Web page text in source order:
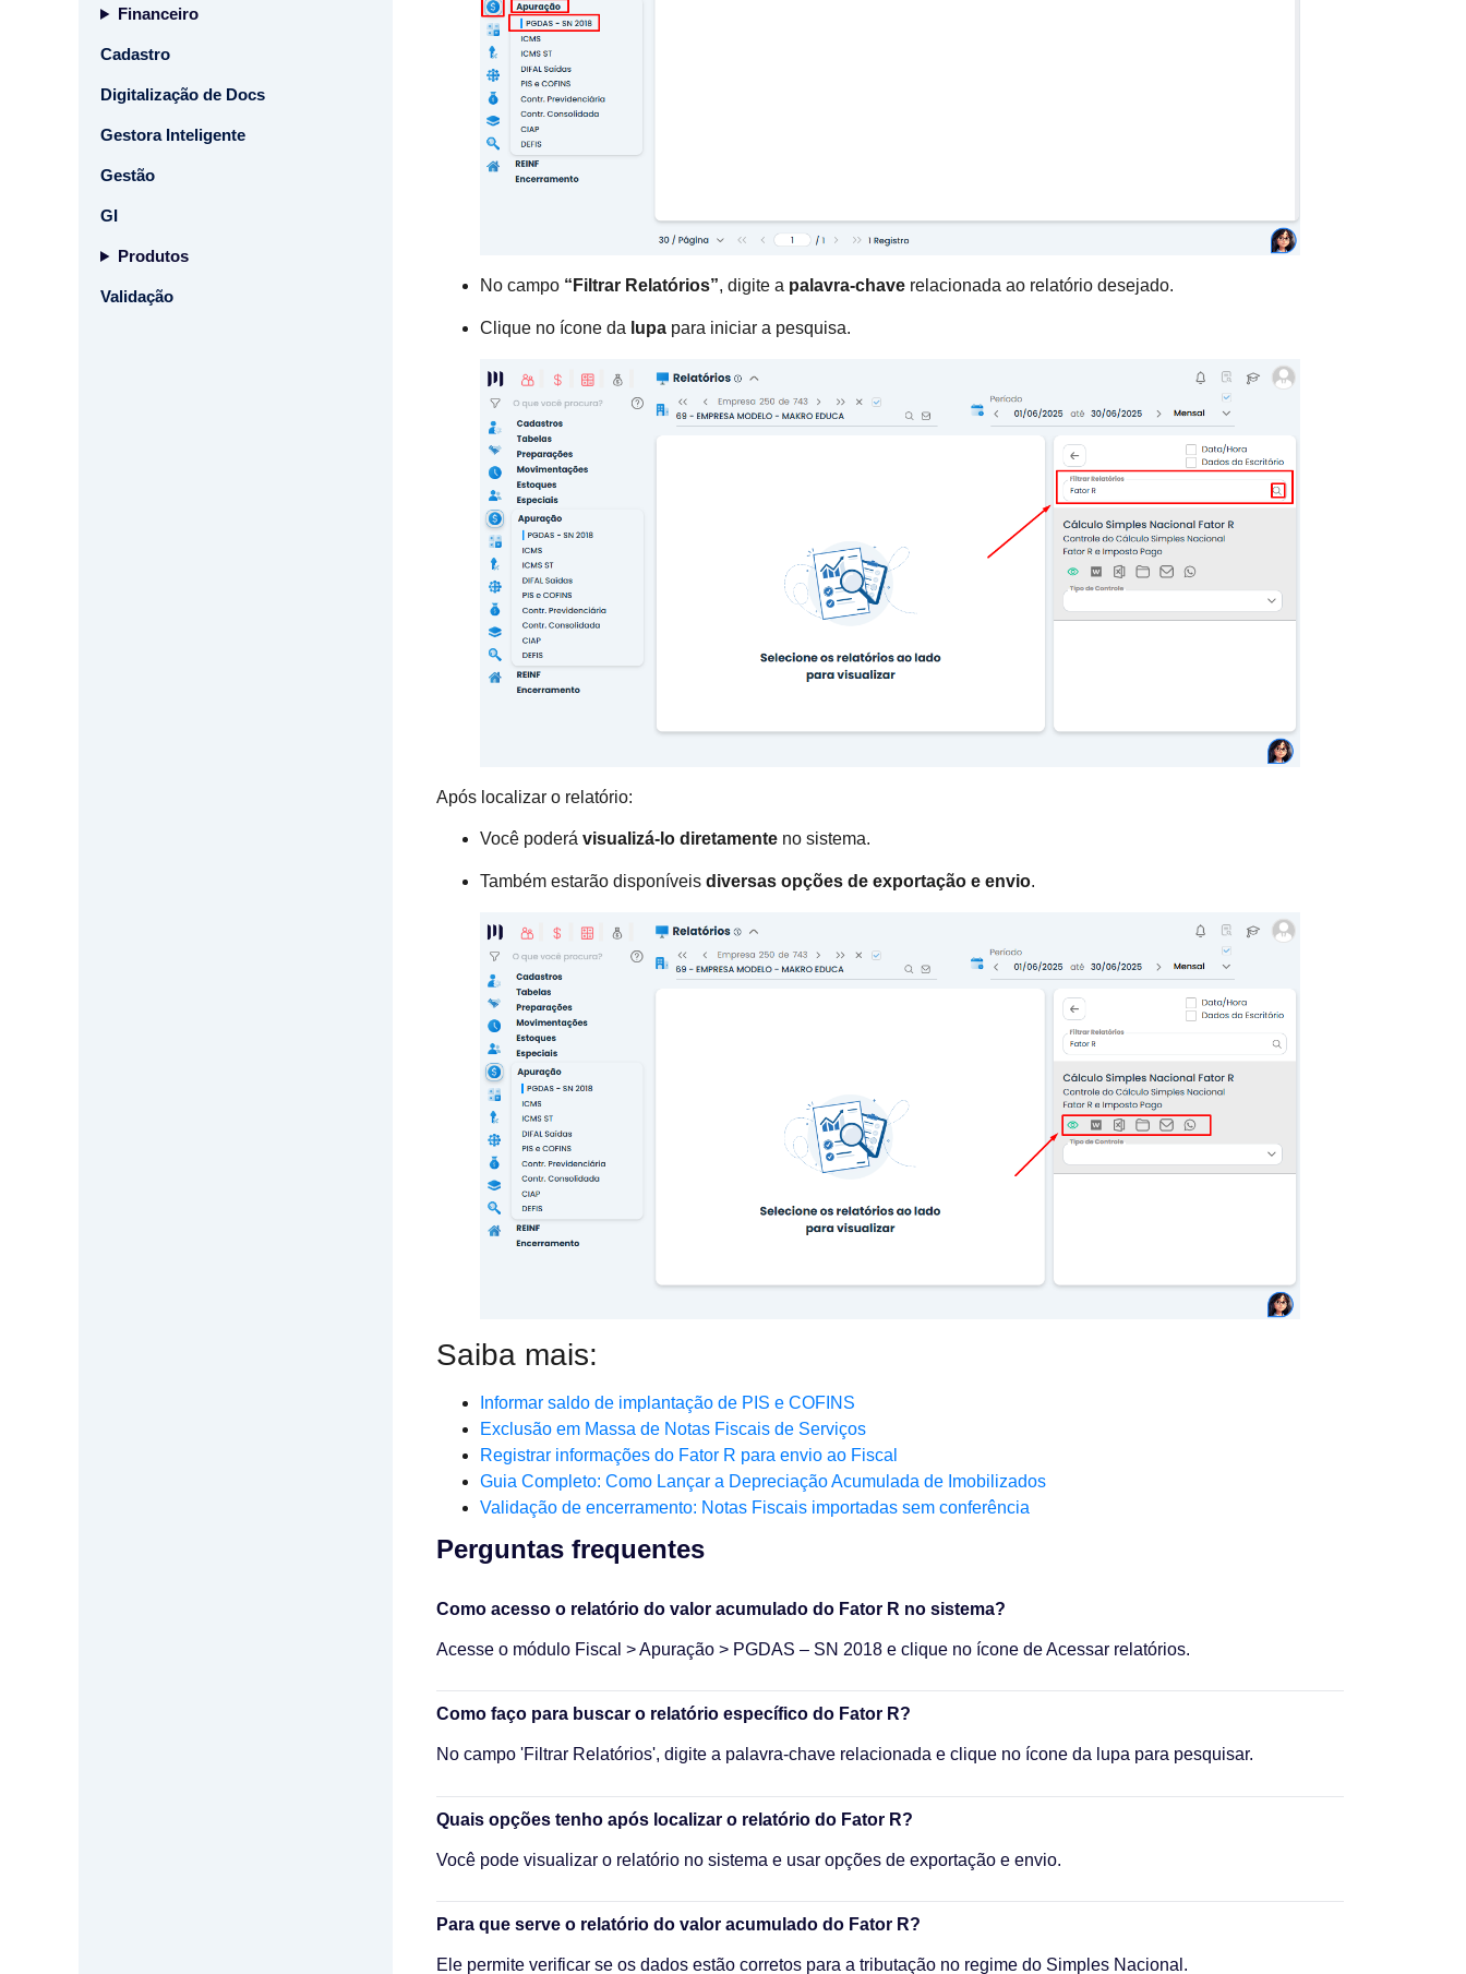
Financeiro
Cadastro
Digitalização de Docs
Gestora Inteligente
Gestão
GI
Produtos
Validação
No campo “Filtrar Relatórios”, digite a palavra-chave relacionada ao relatório desejado.
Clique no ícone da lupa para iniciar a pesquisa.
Após localizar o relatório:
Você poderá visualizá-lo diretamente no sistema.
Também estarão disponíveis diversas opções de exportação e envio.
Saiba mais:
Informar saldo de implantação de PIS e COFINS
Exclusão em Massa de Notas Fiscais de Serviços
Registrar informações do Fator R para envio ao Fiscal
Guia Completo: Como Lançar a Depreciação Acumulada de Imobilizados
Validação de encerramento: Notas Fiscais importadas sem conferência
Perguntas frequentes​
Como acesso o relatório do valor acumulado do Fator R no sistema?
Acesse o módulo Fiscal > Apuração > PGDAS – SN 2018 e clique no ícone de Acessar relatórios.
Como faço para buscar o relatório específico do Fator R?
No campo 'Filtrar Relatórios', digite a palavra-chave relacionada e clique no ícone da lupa para pesquisar.
Quais opções tenho após localizar o relatório do Fator R?
Você pode visualizar o relatório no sistema e usar opções de exportação e envio.
Para que serve o relatório do valor acumulado do Fator R?
Ele permite verificar se os dados estão corretos para a tributação no regime do Simples Nacional.